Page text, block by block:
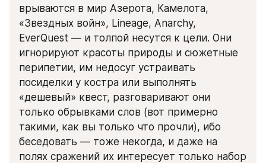
врываются в мир Азерота, Камелота,
«Звездных войн», Lineage, Anarchy,
EverQuest — и толпой несутся к цели. Они
игнорируют красоты природы и сюжетные
перипетии, им недосуг устраивать
посиделки у костра или выполнять
«дешевый» квест, разговаривают они
только обрывками слов (вот примерно
такими, как вы только что прочли), ибо
беседовать — тоже некогда, и даже на
полях сражений их интересует только набор